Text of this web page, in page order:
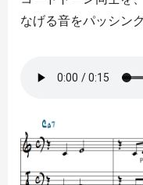
なげる音をパッシン